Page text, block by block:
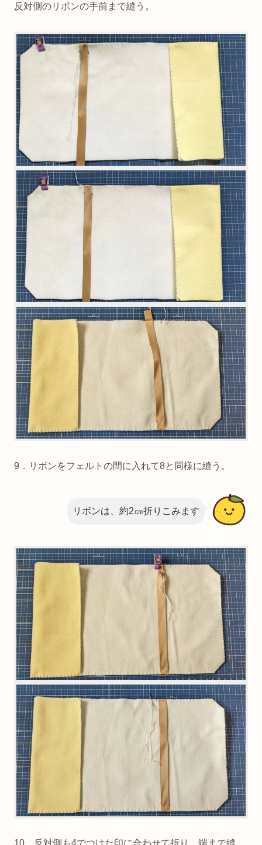
反対側のリボンの手前まで縫う。
9．リボンをフェルトの間に入れて8と同様に縫う。
リボンは、約2㎝折りこみます